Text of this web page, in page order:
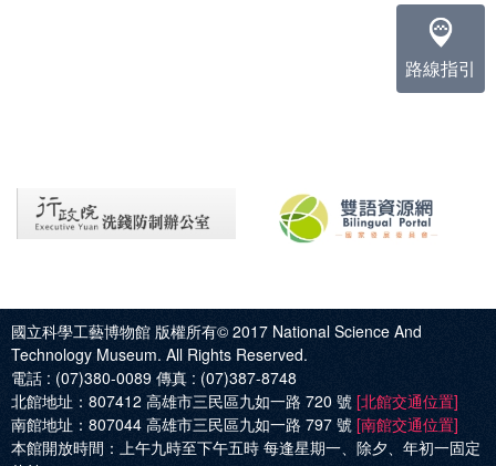
路線指引
國立科學工藝博物館 版權所有© 2017 National Science And
Technology Museum. All Rights Reserved.
電話 : (07)380-0089 傳真 : (07)387-8748
北館地址： 807412 高雄市三民區九如一路 720 號 [北館交通位置]
南館地址： 807044 高雄市三民區九如一路 797 號 [南館交通位置]
本館開放時間： 上午九時至下午五時 每逢星期一、除夕、年初一固定